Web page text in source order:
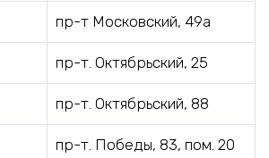
пр-т Московский, 49а
пр-т. Октябрьский, 25
пр-т. Октябрьский, 88
пр-т. Победы, 83, пом. 20